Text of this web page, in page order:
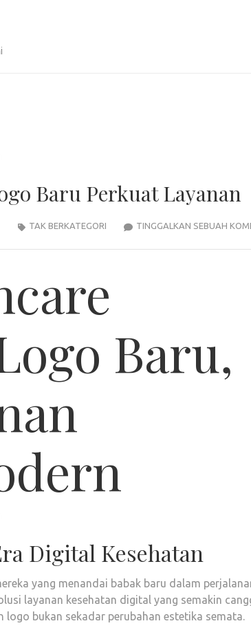
Baru Perkuat Layanan
TINGGALKAN SEBUAH
TAK BERKATEGORI
Baru,
Digital Kesehatan
yang menandai babak baru dalam
layanan kesehatan digital yang semakin
logo bukan sekadar perubahan estetika semata.